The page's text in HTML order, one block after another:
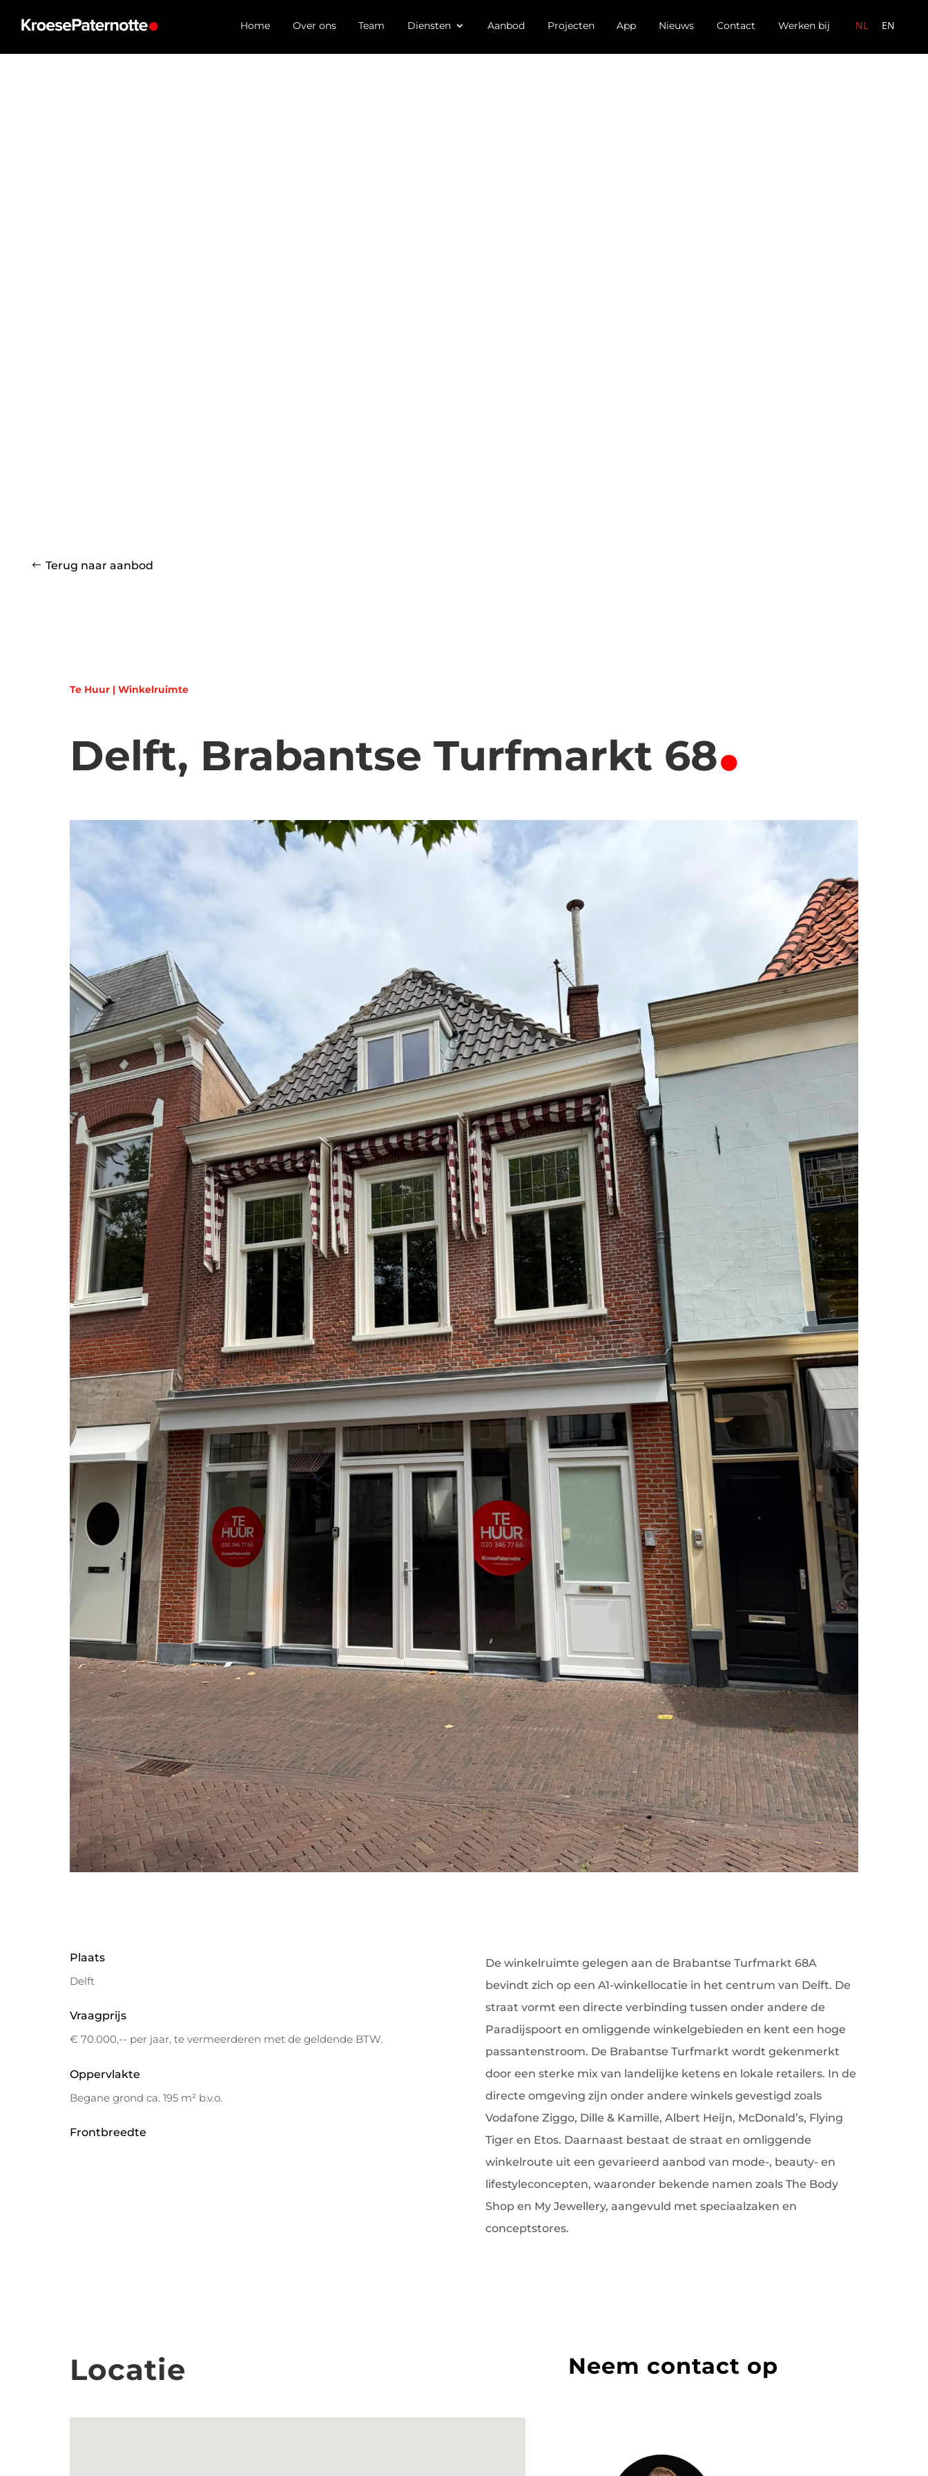
NL EN
Home Over ons Team Diensten Aanbod Projecten App Nieuws Contact Werken bij
Terug naar aanbod
Te Huur | Winkelruimte
Delft, Brabantse Turfmarkt 68.
Plaats
Delft
Vraagprijs
€ 70.000,-- per jaar, te vermeerderen met de geldende BTW.
Oppervlakte
Begane grond ca. 195 m² b.v.o.
Frontbreedte
De winkelruimte gelegen aan de Brabantse Turfmarkt 68A
bevindt zich op een A1-winkellocatie in het centrum van Delft. De
straat vormt een directe verbinding tussen onder andere de
Paradijspoort en omliggende winkelgebieden en kent een hoge
passantenstroom. De Brabantse Turfmarkt wordt gekenmerkt
door een sterke mix van landelijke ketens en lokale retailers. In de
directe omgeving zijn onder andere winkels gevestigd zoals
Vodafone Ziggo, Dille & Kamille, Albert Heijn, McDonald’s, Flying
Tiger en Etos. Daarnaast bestaat de straat en omliggende
winkelroute uit een gevarieerd aanbod van mode-, beauty- en
lifestyleconcepten, waaronder bekende namen zoals The Body
Shop en My Jewellery, aangevuld met speciaalzaken en
conceptstores.
Locatie Neem contact op